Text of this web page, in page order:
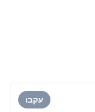
עקבו